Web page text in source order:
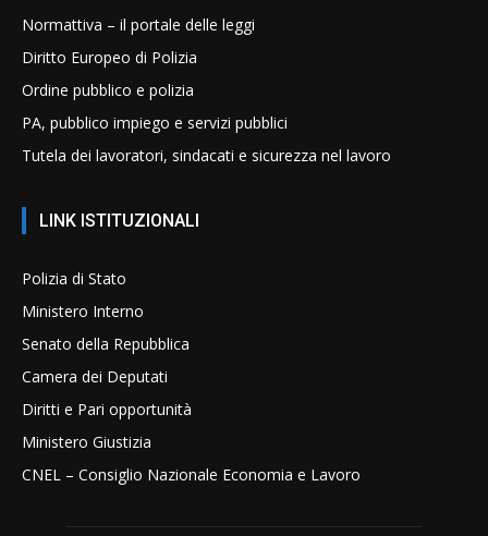
Normattiva – il portale delle leggi
Diritto Europeo di Polizia
Ordine pubblico e polizia
PA, pubblico impiego e servizi pubblici
Tutela dei lavoratori, sindacati e sicurezza nel lavoro
LINK ISTITUZIONALI
Polizia di Stato
Ministero Interno
Senato della Repubblica
Camera dei Deputati
Diritti e Pari opportunità
Ministero Giustizia
CNEL – Consiglio Nazionale Economia e Lavoro